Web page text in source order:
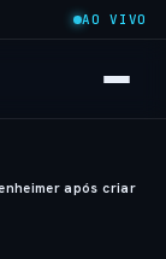
AO VIVO
após criar